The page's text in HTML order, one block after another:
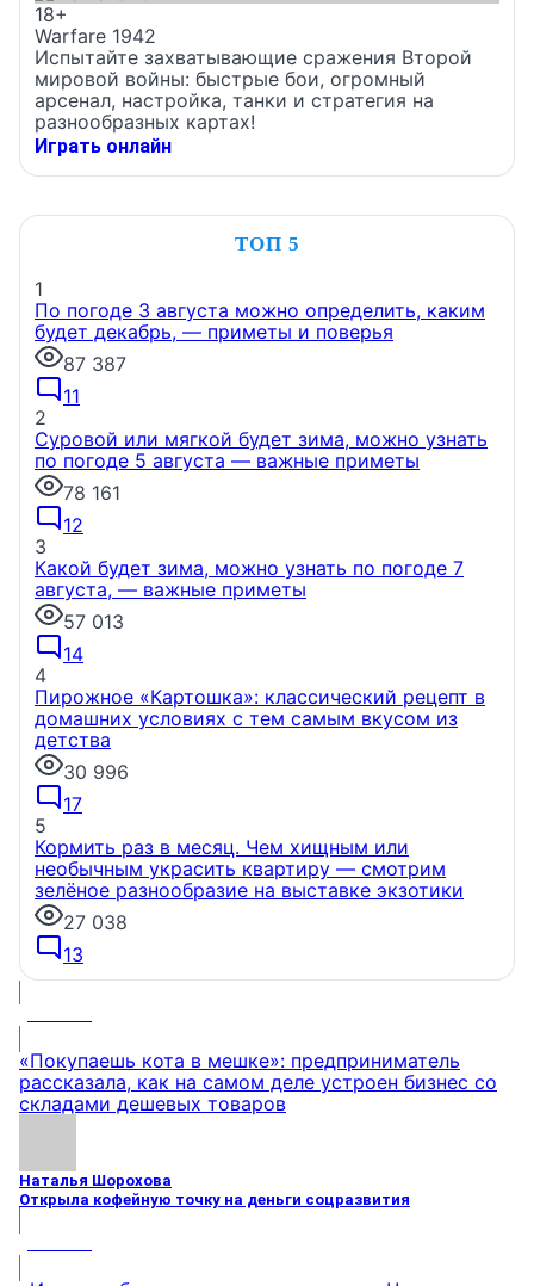
18+
Warfare 1942
Испытайте захватывающие сражения Второй
мировой войны: быстрые бои, огромный
арсенал, настройка, танки и стратегия на
разнообразных картах!
Играть онлайн
ТОП 5
1
По погоде 3 августа можно определить, каким
будет декабрь, — приметы и поверья
87 387
11
2
Суровой или мягкой будет зима, можно узнать
по погоде 5 августа — важные приметы
78 161
12
3
Какой будет зима, можно узнать по погоде 7
августа, — важные приметы
57 013
14
4
Пирожное «Картошка»: классический рецепт в
домашних условиях с тем самым вкусом из
детства
30 996
17
5
Кормить раз в месяц. Чем хищным или
необычным украсить квартиру — смотрим
зелёное разнообразие на выставке экзотики
27 038
13
«Покупаешь кота в мешке»: предприниматель
рассказала, как на самом деле устроен бизнес со
складами дешевых товаров
Наталья Шорохова
Открыла кофейную точку на деньги соцразвития